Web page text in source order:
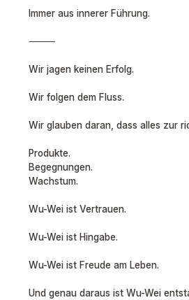
Immer aus innerer Führung.
⸻
Wir jagen keinen Erfolg.
Wir folgen dem Fluss.
Wir glauben daran, dass alles zur
Produkte.
Begegnungen.
Wachstum.
Wu-Wei ist Vertrauen.
Wu-Wei ist Hingabe.
Wu-Wei ist Freude am Leben.
Und genau daraus ist Wu-Wei